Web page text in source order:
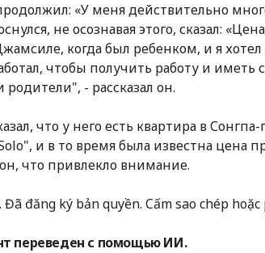
«У меня действительно
не осознавая этого, сказал:
когда был ребенком, и я
чтобы получить работу и иметь
- рассказал он.
что у него есть квартира в
и в то время была известна цена
что привлекло внимание.
Đã đăng ký bản quyền. Cấm sao chép
переведен с помощью ИИ.